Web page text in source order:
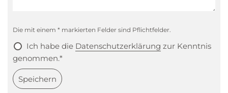
Die mit einem * markierten Felder sind Pflichtfelder.
Ich habe die Datenschutzerklärung zur Kenntnis
genommen.*
Speichern